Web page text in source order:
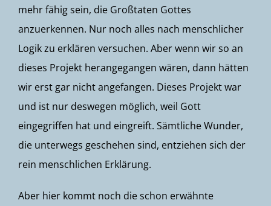
mehr fähig sein, die Großtaten Gottes
anzuerkennen. Nur noch alles nach menschlicher
Logik zu erklären versuchen. Aber wenn wir so an
dieses Projekt herangegangen wären, dann hätten
wir erst gar nicht angefangen. Dieses Projekt war
und ist nur deswegen möglich, weil Gott
eingegriffen hat und eingreift. Sämtliche Wunder,
die unterwegs geschehen sind, entziehen sich der
rein menschlichen Erklärung.
Aber hier kommt noch die schon erwähnte